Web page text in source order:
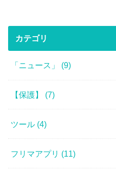
カテゴリ
「ニュース」 (9)
【保護】 (7)
ツール (4)
フリマアプリ (11)